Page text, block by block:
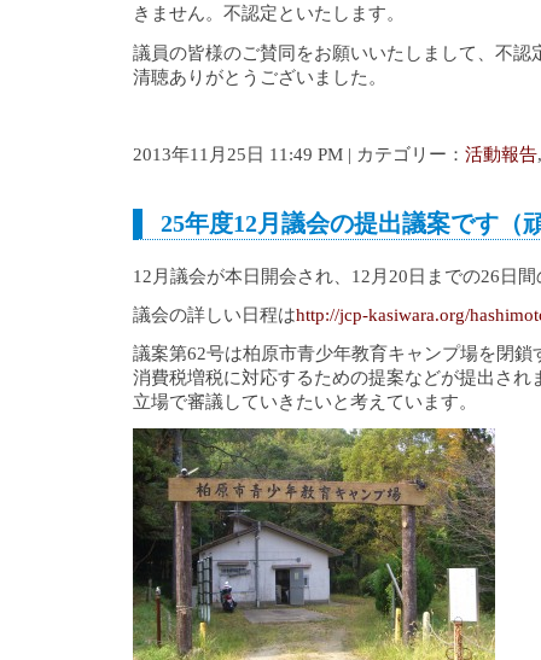
きません。不認定といたします。
議員の皆様のご賛同をお願いいたしまして、不認
清聴ありがとうございました。
2013年11月25日 11:49 PM | カテゴリー： 活動報告
25年度12月議会の提出議案です（
12月議会が本日開会され、12月20日までの26日
議会の詳しい日程はhttp://jcp-kasiwara.org/
議案第62号は柏原市青少年教育キャンプ場を閉鎖
消費税増税に対応するための提案などが提出され
立場で審議していきたいと考えています。